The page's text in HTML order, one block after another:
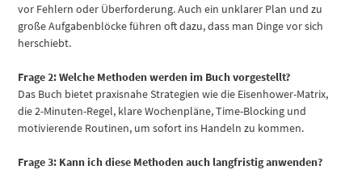
vor Fehlern oder Überforderung. Auch ein unklarer Plan und zu
große Aufgabenblöcke führen oft dazu, dass man Dinge vor sich
herschiebt.
Frage 2: Welche Methoden werden im Buch vorgestellt?
Das Buch bietet praxisnahe Strategien wie die Eisenhower-Matrix,
die 2-Minuten-Regel, klare Wochenpläne, Time-Blocking und
motivierende Routinen, um sofort ins Handeln zu kommen.
Frage 3: Kann ich diese Methoden auch langfristig anwenden?